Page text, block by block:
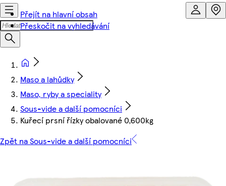
Přejít na hlavní obsah
Přeskočit na vyhledávání
Maso a lahůdky
Maso, ryby a speciality
Sous-vide a další pomocníci
Kuřecí prsní řízky obalované 0,600kg
Zpět na Sous-vide a další pomocníci